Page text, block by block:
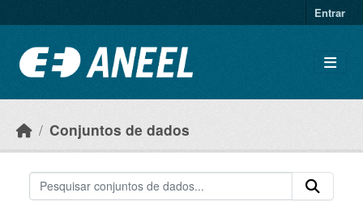
Entrar
Conjuntos de dados